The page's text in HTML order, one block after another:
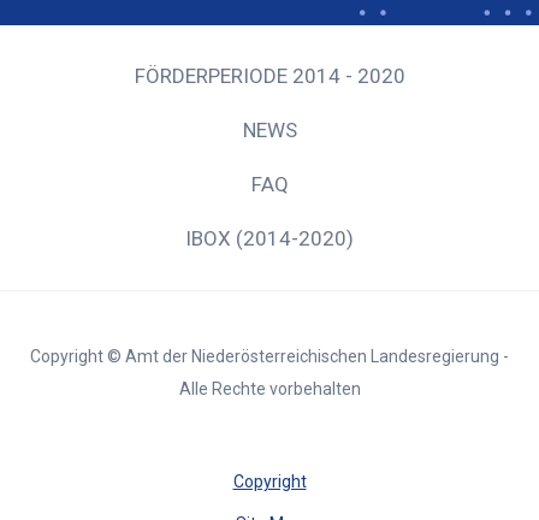
FÖRDERPERIODE 2014 - 2020
NEWS
FAQ
IBOX (2014-2020)
Copyright © Amt der Niederösterreichischen Landesregierung -
Alle Rechte vorbehalten
Copyright